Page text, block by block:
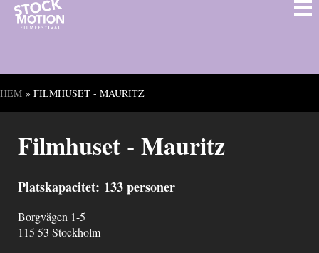
Du är här
HEM » FILMHUSET - MAURITZ
Filmhuset - Mauritz
Platskapacitet: 133 personer
Borgvägen 1-5
115 53 Stockholm